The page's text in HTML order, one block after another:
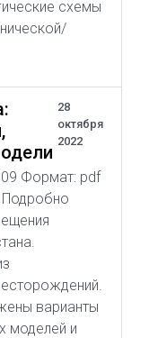
схемы
28
октября
2022
Формат: pdf
варианты
моделей и